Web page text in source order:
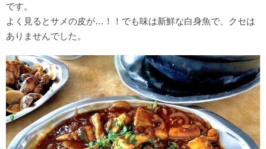
です。
よく見るとサメの皮が…！！でも味は新鮮な白身魚で、クセは
ありませんでした。